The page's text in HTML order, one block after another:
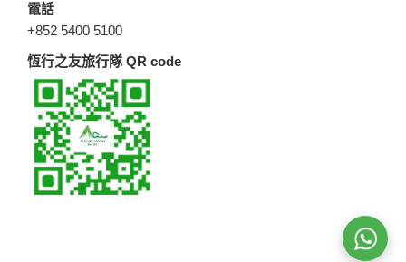
電話
+852 5400 5100
恆行之友旅行隊 QR code